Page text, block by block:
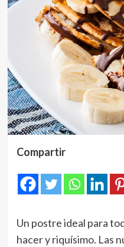
Compartir
Un postre ideal para
hacer y riquísimo. Las